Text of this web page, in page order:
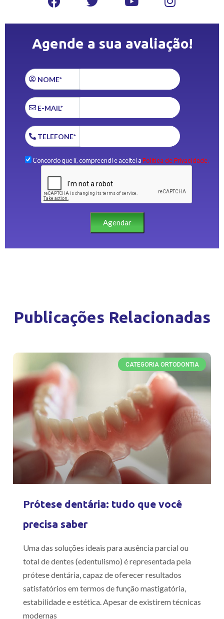
Agende a sua avaliação!
NOME*
E-MAIL*
TELEFONE*
Concordo que li, compreendi e aceitei a Política de Privacidade.
Agendar
Publicações Relacionadas
CATEGORIA ORTODONTIA
Prótese dentária: tudo que você
precisa saber
Uma das soluções ideais para ausência parcial ou
total de dentes (edentulismo) é representada pela
prótese dentária, capaz de oferecer resultados
satisfatórios em termos de função mastigatória,
estabilidade e estética. Apesar de existirem técnicas
modernas